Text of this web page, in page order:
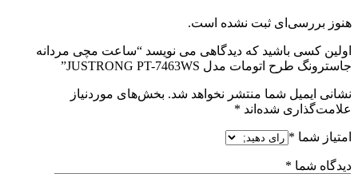
هنوز بررسی‌ای ثبت نشده است.
اولین کسی باشید که دیدگاهی می نویسد “ساعت مچی مردانه
جاسترونگ طرح اتومات مدل JUSTRONG PT-7463WS”
نشانی ایمیل شما منتشر نخواهد شد. بخش‌های موردنیاز
علامت‌گذاری شده‌اند *
امتیاز شما *
دیدگاه شما *